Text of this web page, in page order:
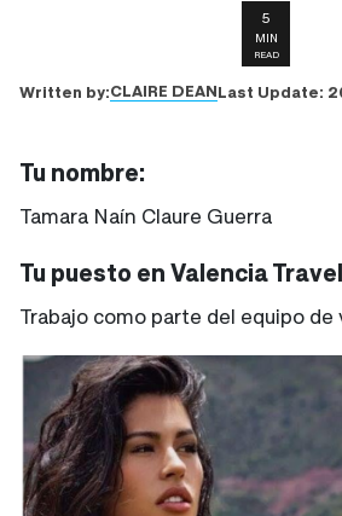
5
MIN
READ
Written by:CLAIRE DEANLast Update:
Tu nombre:
Tamara Naín Claure Guerra
Tu puesto en Valencia
Trabajo como parte del equipo de